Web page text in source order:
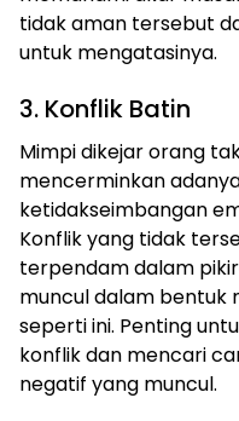
tidak aman tersebut
untuk mengatasinya.
3. Konflik Batin
Mimpi dikejar orang
mencerminkan
ketidakseimbangan
Konflik yang tidak
terpendam dalam
muncul dalam bentuk
seperti ini. Penting
konflik dan mencari
negatif yang muncul.